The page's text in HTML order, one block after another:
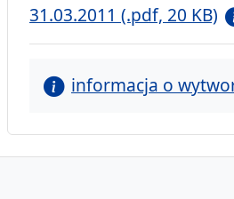
31.03.2011 (.pdf, 20 KB)
informacja o